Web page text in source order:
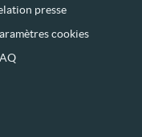
presse
cookies